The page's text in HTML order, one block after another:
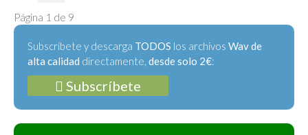
Página 1 de 9
Subscríbete y descarga TODOS los archivos Wav de
alta calidad directamente, desde solo 2€:
Subscríbete